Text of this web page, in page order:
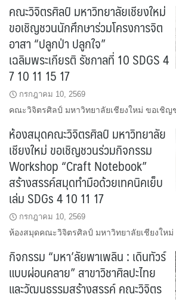
คณะวิจิตรศิลป์ มหาวิทยาลัยเชียงใหม่
ขอเชิญชวนนักศึกษาร่วมโครงการจิต
อาสา “ปลูกป่า ปลูกใจ”
เฉลิมพระเกียรติ รัชกาลที่ 10 SDGS 4
7 10 11 15 17
กรกฎาคม 10, 2569
คณะวิจิตรศิลป์ มหาวิทยาลัยเชียงใหม่ ขอเชิ
ห้องสมุดคณะวิจิตรศิลป์ มหาวิทยาลัย
เชียงใหม่ ขอเชิญชวนร่วมกิจกรรม
Workshop “Craft Notebook”
สร้างสรรค์สมุดทำมือด้วยเทคนิคเย็บ
เล่ม SDGs 4 10 11 17
กรกฎาคม 10, 2569
ห้องสมุดคณะวิจิตรศิลป์ มหาวิทยาลัยเชียงให
กิจกรรม “มหา’ลัยพาเพลิน : เดินทัวร์
แบบผ่อนคลาย” สาขาวิชาศิลปะไทย
และวัฒนธรรมสร้างสรรค์ คณะวิจิตร